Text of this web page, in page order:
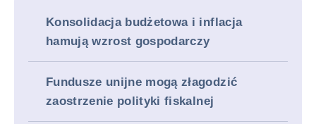
Konsolidacja budżetowa i inflacja
hamują wzrost gospodarczy
Fundusze unijne mogą złagodzić
zaostrzenie polityki fiskalnej